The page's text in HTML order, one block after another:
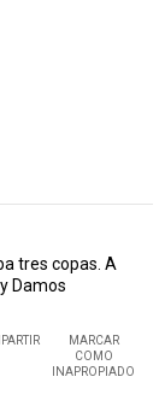
tres copas. A
Damos
MARCAR
COMO
INAPROPIADO